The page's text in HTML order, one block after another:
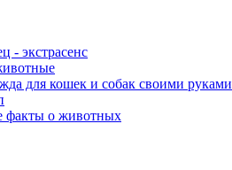
- экстрасенс
для кошек и собак своими руками
факты о животных